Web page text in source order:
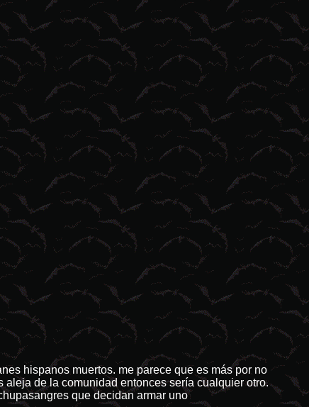
hispanos muertos. me parece que es más por no
de la comunidad entonces sería cualquier otro.
que decidan armar uno